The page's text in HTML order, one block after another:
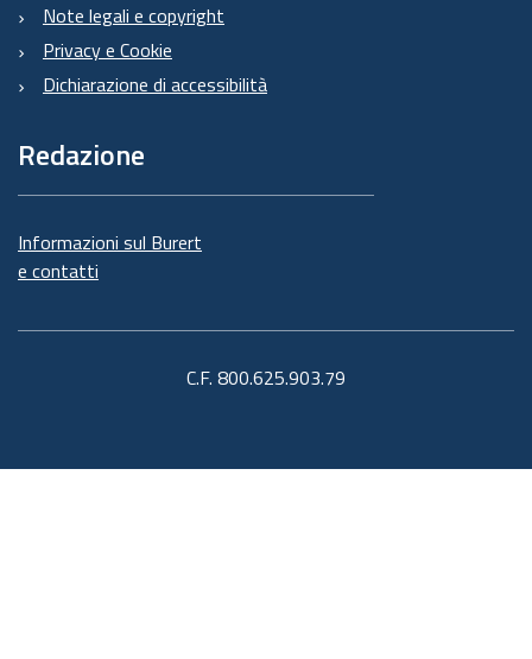
Note legali e copyright
Privacy e Cookie
Dichiarazione di accessibilità
Redazione
Informazioni sul Burert
e contatti
C.F. 800.625.903.79